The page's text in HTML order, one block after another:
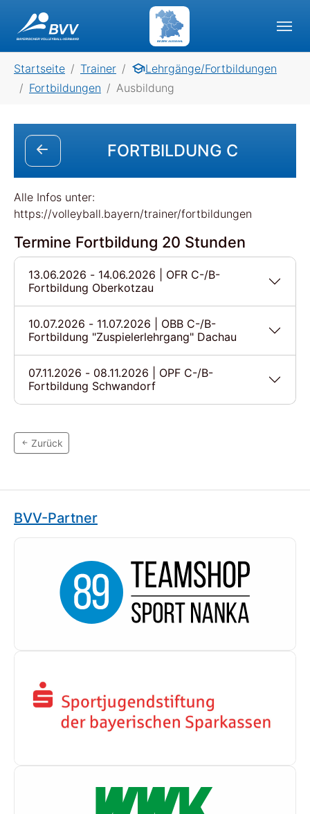
BEZIRK AUSWAHL
Startseite Trainer
Lehrgänge/Fortbildungen
Fortbildungen
Ausbildung
FORTBILDUNG C
Alle Infos unter:
https://volleyball.bayern/trainer/fortbildungen
Termine Fortbildung 20 Stunden
13.06.2026 - 14.06.2026 | OFR C-/B-
Fortbildung Oberkotzau
10.07.2026 - 11.07.2026 | OBB C-/B-
Fortbildung "Zuspielerlehrgang" Dachau
07.11.2026 - 08.11.2026 | OPF C-/B-
Fortbildung Schwandorf
Zurück
BVV-Partner